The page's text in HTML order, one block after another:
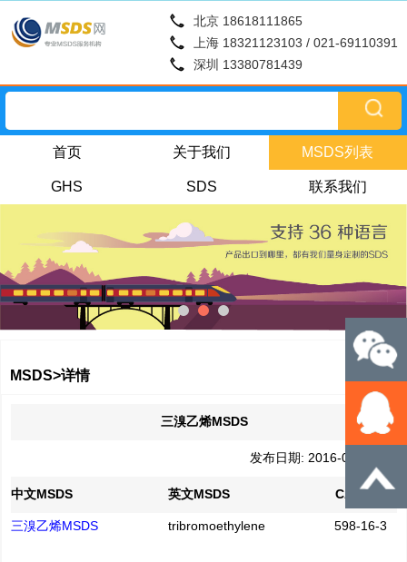
北京 18618111865
上海 18321123103 / 021-69110391
深圳 13380781439
首页 关于我们 MSDS列表
GHS SDS 联系我们
MSDS>详情
三溴乙烯MSDS
发布日期: 2016-04-21
中文MSDS 英文MSDS CAS No.
三溴乙烯MSDS tribromoethylene 598-16-3